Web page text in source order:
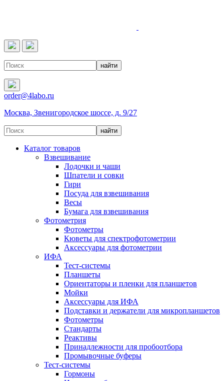
order@4labo.ru
Москва, Звенигородское шоссе, д. 9/27
Каталог товаров
Взвешивание
Лодочки и чаши
Шпатели и совки
Гири
Посуда для взвешивания
Весы
Бумага для взвешивания
Фотометрия
Фотометры
Кюветы для спектрофотометрии
Аксессуары для фотометрии
ИФА
Тест-системы
Планшеты
Ориентаторы и пленки для планшетов
Мойки
Аксессуары для ИФА
Подставки и держатели для микропланшетов
Фотометры
Стандарты
Реактивы
Принадлежности для пробоотбора
Промывочные буферы
Тест-системы
Гормоны